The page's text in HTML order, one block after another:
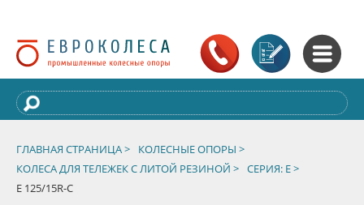
ГЛАВНАЯ СТРАНИЦА >
КОЛЕСНЫЕ ОПОРЫ >
КОЛЕСА ДЛЯ ТЕЛЕЖЕК С ЛИТОЙ РЕЗИНОЙ > СЕРИЯ: E >
E 125/15R-C